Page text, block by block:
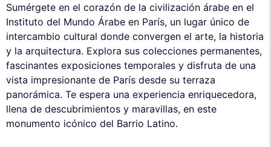
Sumérgete en el corazón de la civilización árabe en el
Instituto del Mundo Árabe en París, un lugar único de
intercambio cultural donde convergen el arte, la historia
y la arquitectura. Explora sus colecciones permanentes,
fascinantes exposiciones temporales y disfruta de una
vista impresionante de París desde su terraza
panorámica. Te espera una experiencia enriquecedora,
llena de descubrimientos y maravillas, en este
monumento icónico del Barrio Latino.